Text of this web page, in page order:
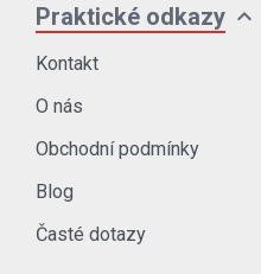
Praktické odkazy expand_more
Kontakt
O nás
Obchodní podmínky
Blog
Časté dotazy